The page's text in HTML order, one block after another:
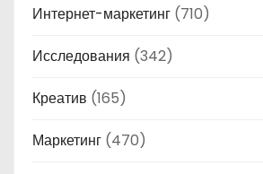
Интернет-маркетинг (710)
Исследования (342)
Креатив (165)
Маркетинг (470)